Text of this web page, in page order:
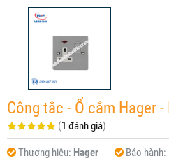
Công tắc - Ổ cắm Hager
(1 đánh giá)
Thương hiệu: Hager Bảo hành: